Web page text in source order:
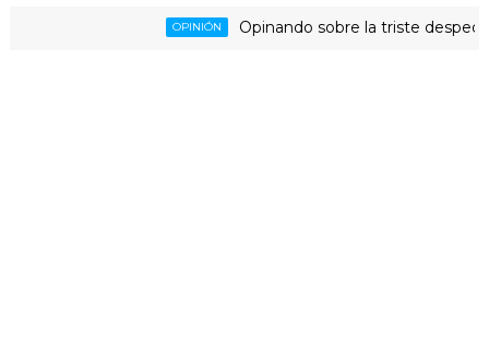
OPINIÓN Opinando sobre la triste despedida